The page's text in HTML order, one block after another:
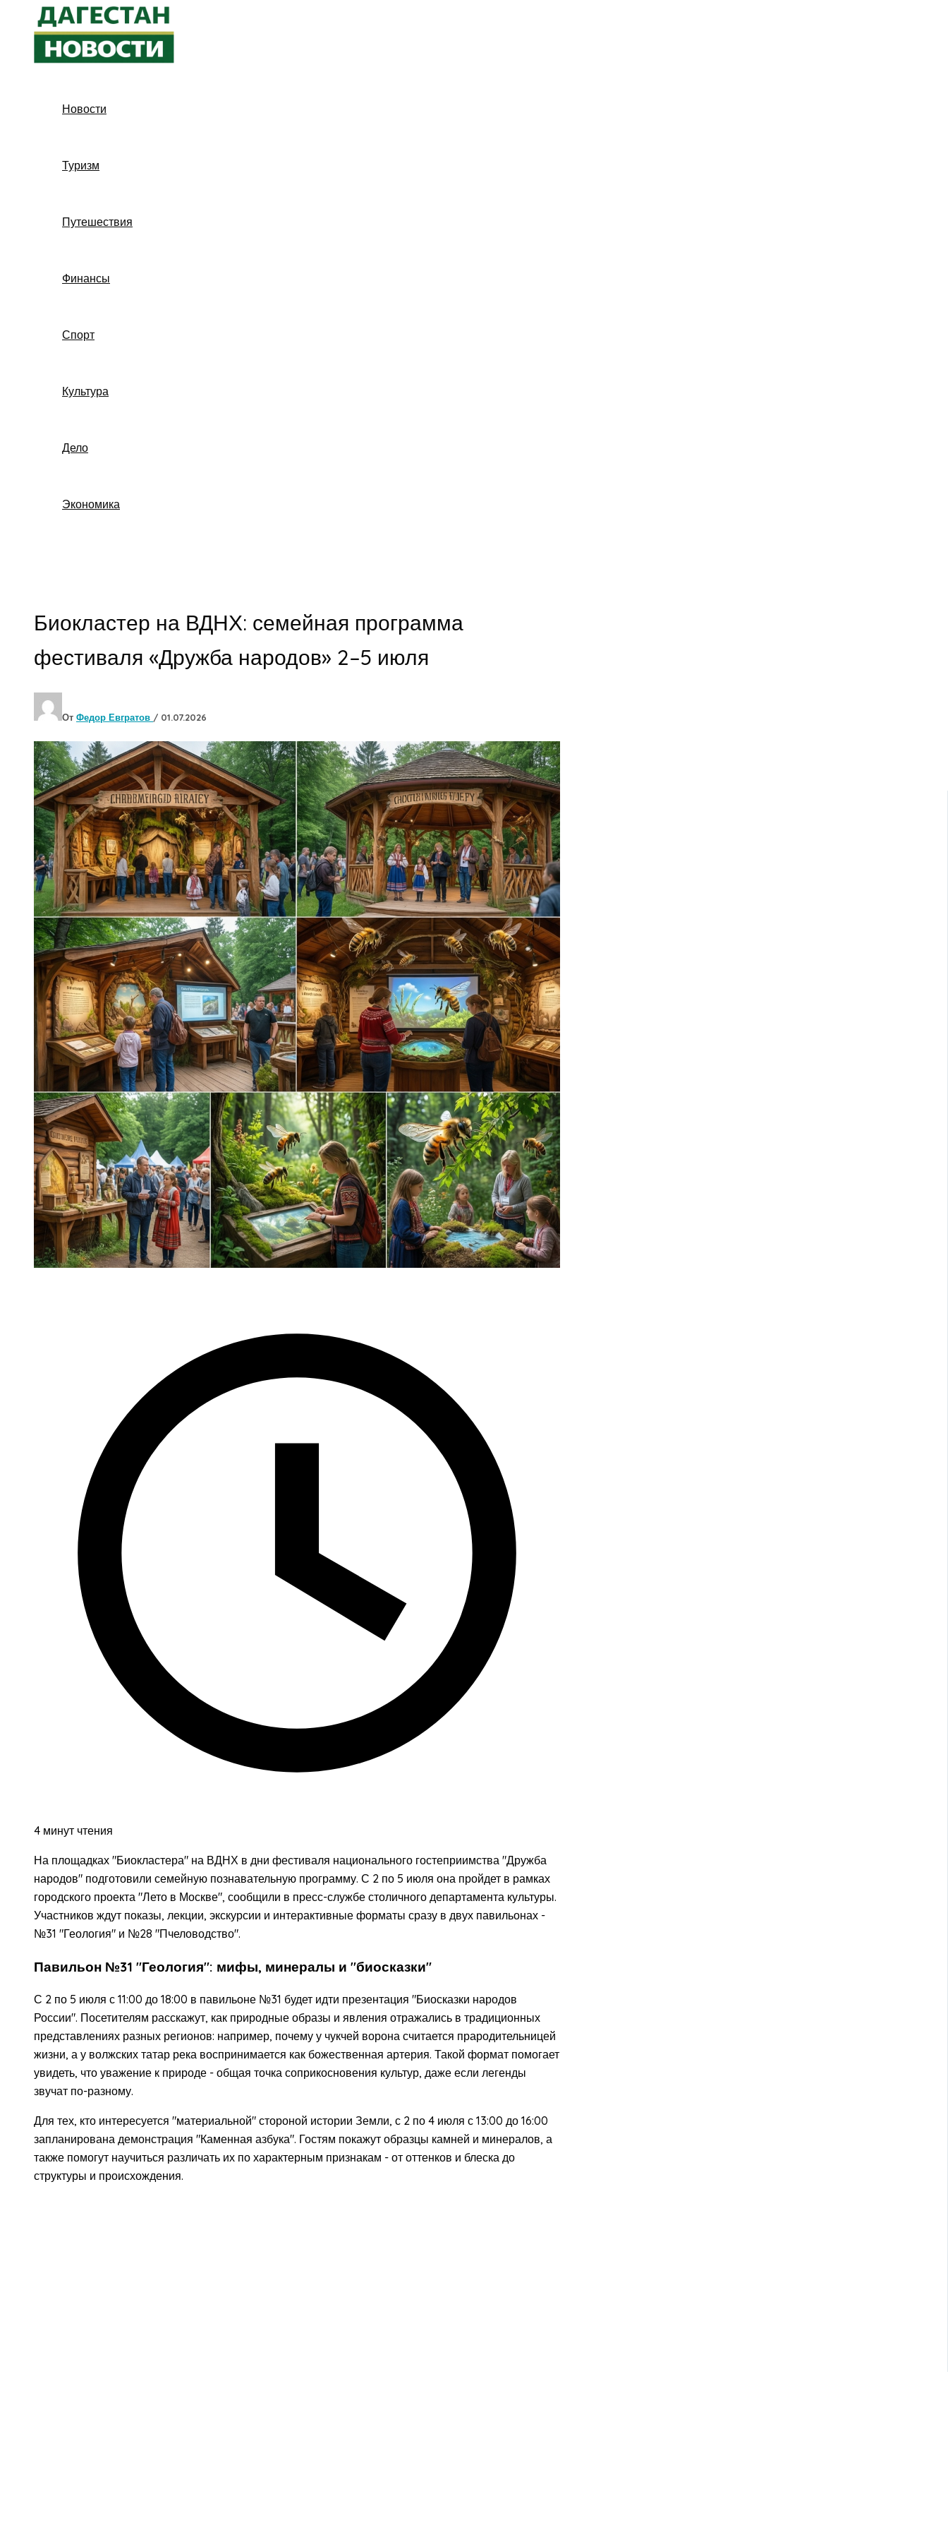
Перейти
содержимому
Новости
Туризм
Путешествия
Финансы
Спорт
Культура
Дело
Экономика
Биокластер на ВДНХ: семейная программа
фестиваля «Дружба народов» 2–5 июля
От Федор Евгратов / 01.07.2026
4 минут чтения
На площадках "Биокластера" на ВДНХ в дни фестиваля национального гостеприимства "Дружба
народов" подготовили семейную познавательную программу. С 2 по 5 июля она пройдет в рамках
городского проекта "Лето в Москве", сообщили в пресс-службе столичного департамента культуры.
Участников ждут показы, лекции, экскурсии и интерактивные форматы сразу в двух павильонах -
№31 "Геология" и №28 "Пчеловодство".
Павильон №31 "Геология": мифы, минералы и "биосказки"
С 2 по 5 июля с 11:00 до 18:00 в павильоне №31 будет идти презентация "Биосказки народов
России". Посетителям расскажут, как природные образы и явления отражались в традиционных
представлениях разных регионов: например, почему у чукчей ворона считается прародительницей
жизни, а у волжских татар река воспринимается как божественная артерия. Такой формат помогает
увидеть, что уважение к природе - общая точка соприкосновения культур, даже если легенды
звучат по-разному.
Для тех, кто интересуется "материальной" стороной истории Земли, с 2 по 4 июля с 13:00 до 16:00
запланирована демонстрация "Каменная азбука". Гостям покажут образцы камней и минералов, а
также помогут научиться различать их по характерным признакам - от оттенков и блеска до
структуры и происхождения.